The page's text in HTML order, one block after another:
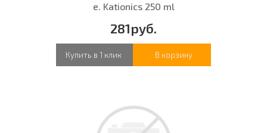
e. Kationics 250 ml
281руб.
Купить в 1 клик В корзину